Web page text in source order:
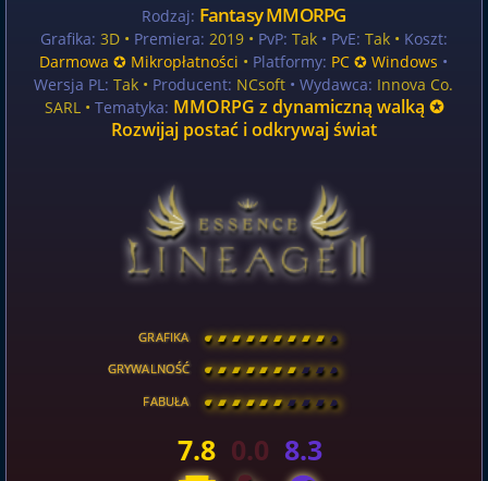
Rodzaj: Fantasy MMORPG
Grafika: 3D • Premiera: 2019 • PvP: Tak• PvE: Tak • Koszt:
Darmowa ✪ Mikropłatności • Platformy: PC ✪ Windows •
Wersja PL: Tak • Producent: NCsoft • Wydawca: Innova Co.
SARL • Tematyka: MMORPG z dynamiczną walką ✪
Rozwijaj postać i odkrywaj świat
GRAFIKA [ \ \ \ \ \ \ \ \ ]
GRYWALNOŚĆ [ \ \ \ \ \ \ \ \ ]
FABUŁA [ \ \ \ \ \ \ \ \ ]
7.8 0.0 8.3